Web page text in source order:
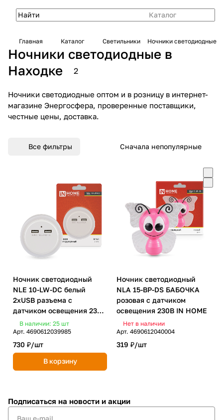
Каталог
Главная Каталог Светильники Ночники светодиодные
Ночники светодиодные в
Находке
2
Ночники светодиодные оптом и в розницу в интернет-
магазине Энергосфера, проверенные поставщики,
честные цены, доставка.
Все фильтры Сначала непопулярные
Ночник светодиодный
NLE 10-LW-DC белый
2хUSB разъема с
датчиком освещения 230В
IN HOME
В наличии: 25 шт
Арт. 4690612039985
730 ₽/шт
В корзину
Ночник светодиодный
NLA 15-BP-DS БАБОЧКА
розовая с датчиком
освещения 230В IN HOME
Нет в наличии
Арт. 4690612040004
319 ₽/шт
Подписаться на новости и акции